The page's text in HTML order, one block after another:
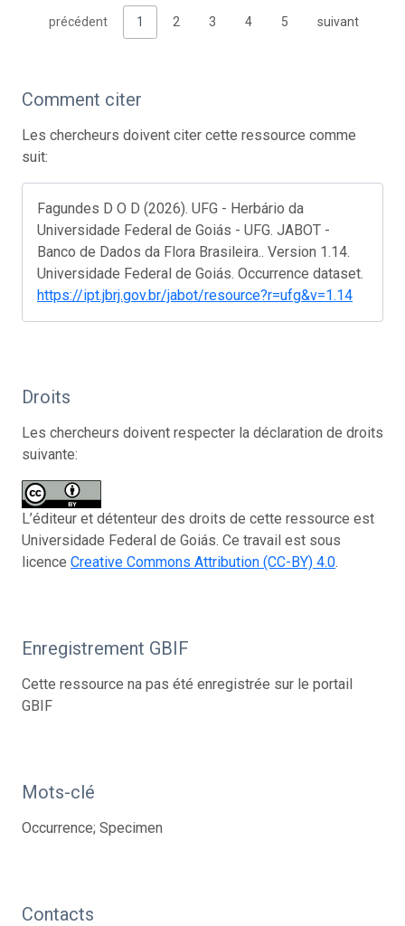
précédent 1 2 3 4 5 suivant
Comment citer
Les chercheurs doivent citer cette ressource comme
suit:
Fagundes D O D (2026). UFG - Herbário da
Universidade Federal de Goiás - UFG. JABOT -
Banco de Dados da Flora Brasileira.. Version 1.14.
Universidade Federal de Goiás. Occurrence dataset.
https://ipt.jbrj.gov.br/jabot/resource?r=ufg&v=1.14
Droits
Les chercheurs doivent respecter la déclaration de droits
suivante:
L’éditeur et détenteur des droits de cette ressource est
Universidade Federal de Goiás. Ce travail est sous
licence Creative Commons Attribution (CC-BY) 4.0.
Enregistrement GBIF
Cette ressource na pas été enregistrée sur le portail
GBIF
Mots-clé
Occurrence; Specimen
Contacts